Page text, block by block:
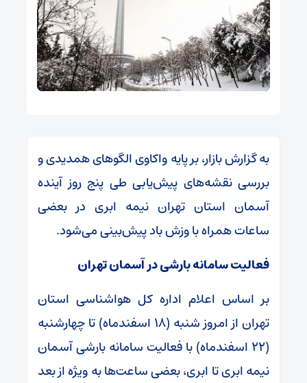
به گزارش بازار، بر پایه واکاوی الگوهای همدیدی و
بررسی نقشه‌های پیش‌یابی طی پنج روز آینده
آسمان استان تهران نیمه ابری در بعضی
ساعات همراه با وزش باد پیش‌بینی می‌شود.
فعالیت سامانه بارشی در آسمان تهران
بر اساس اعلام اداره کل هواشناسی استان
تهران از امروز شنبه (۱۸ اسفندماه) تا چهارشنبه
(۲۲ اسفندماه) با فعالیت سامانه بارشی آسمان
نیمه ابری تا ابری، بعضی ساعت‌ها به ویژه از بعد